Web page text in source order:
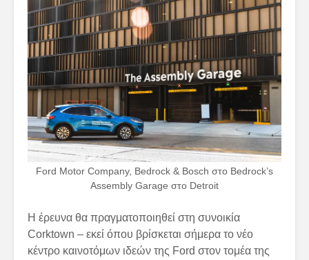
Ford Motor Company, Bedrock & Bosch στο Bedrock’s
Assembly Garage στο Detroit
Η έρευνα θα πραγματοποιηθεί στη συνοικία
Corktown – εκεί όπου βρίσκεται σήμερα το νέο
κέντρο καινοτόμων ιδεών της Ford στον τομέα της